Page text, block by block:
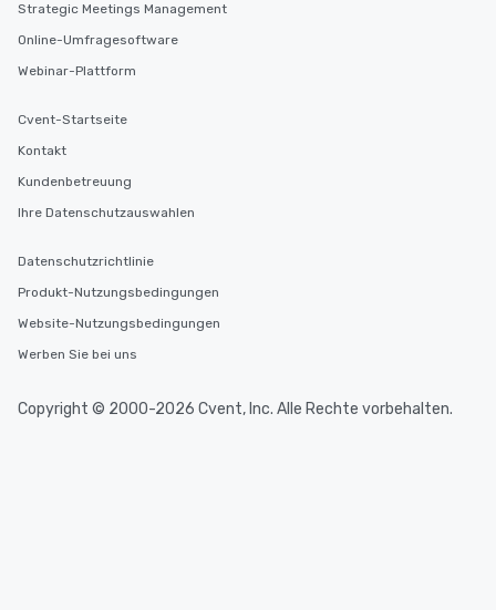
Strategic Meetings Management
Online-Umfragesoftware
Webinar-Plattform
Cvent-Startseite
Kontakt
Kundenbetreuung
Ihre Datenschutzauswahlen
Datenschutzrichtlinie
Produkt-Nutzungsbedingungen
Website-Nutzungsbedingungen
Werben Sie bei uns
Copyright © 2000-2026 Cvent, Inc. Alle Rechte vorbehalten.